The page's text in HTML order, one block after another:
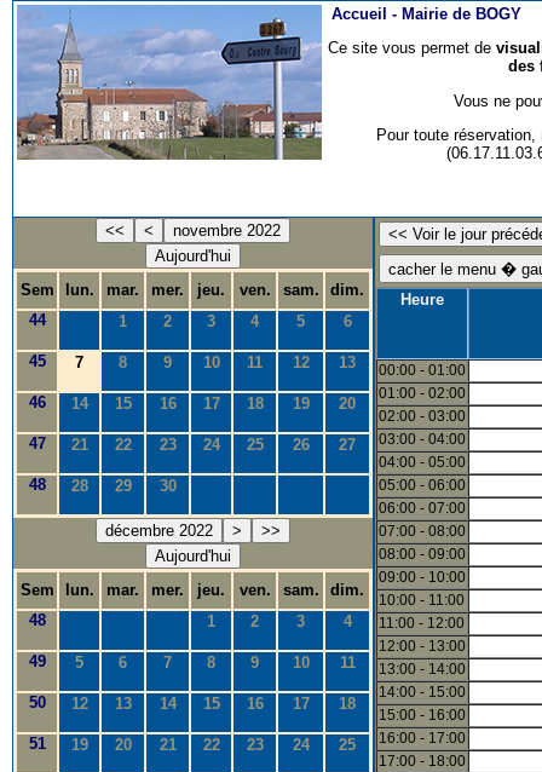
Accueil - Mairie de BOGY
Ce site vous permet de
des
Vous ne
Pour toute
<< <
novembre 2022
Aujourd'hui
Sem
lun. mar. mer. jeu. ven. sam.
dim.
44
1 2 3 4 5 6
45 7 8 9 10 11 12 13
46 14 15 16 17 18 19 20
47 21 22 23 24 25 26 27
48 28 29 30
décembre 2022 >
>>
Aujourd'hui
Sem
lun. mar. mer. jeu. ven. sam.
dim.
48
1 2 3 4
49 5 6 7 8 9 10 11
50 12 13 14 15 16 17 18
51 19 20 21 22 23 24 25
Heure
00:00 - 01:00
01:00 - 02:00
02:00 - 03:00
03:00 - 04:00
04:00 - 05:00
05:00 - 06:00
06:00 - 07:00
07:00 - 08:00
08:00 - 09:00
09:00 - 10:00
10:00 - 11:00
11:00 - 12:00
12:00 - 13:00
13:00 - 14:00
14:00 - 15:00
15:00 - 16:00
16:00 - 17:00
17:00 - 18:00